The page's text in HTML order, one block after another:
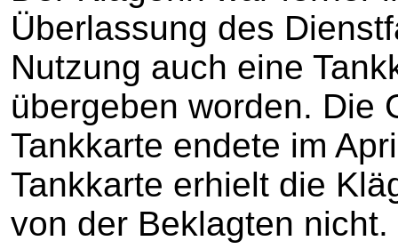
Überlassung des
Nutzung auch eine
übergeben worden. Die
Tankkarte endete im
Tankkarte erhielt die
von der Beklagten nicht.